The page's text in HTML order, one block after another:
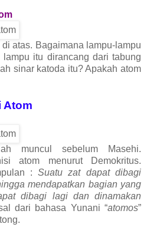
atas. Bagaimana lampu-lampu
itu dirancang dari tabung
sinar katoda itu? Apakah atom
Atom
muncul sebelum Masehi.
atom menurut Demokritus.
:Suatu zat dapat dibagi
mendapatkan bagian yang
dibagi lagi dan dinamakan
dari bahasa Yunani “atomos”